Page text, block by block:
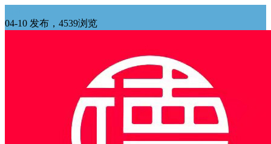
04-10 发布，4539浏览